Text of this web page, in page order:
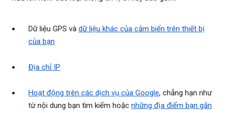
Dữ liệu GPS và dữ liệu khác của cảm biến trên thiết bị
của bạn
Địa chỉ IP
Hoạt động trên các dịch vụ của Google, chẳng hạn như
từ nội dung bạn tìm kiếm hoặc những địa điểm bạn gắn